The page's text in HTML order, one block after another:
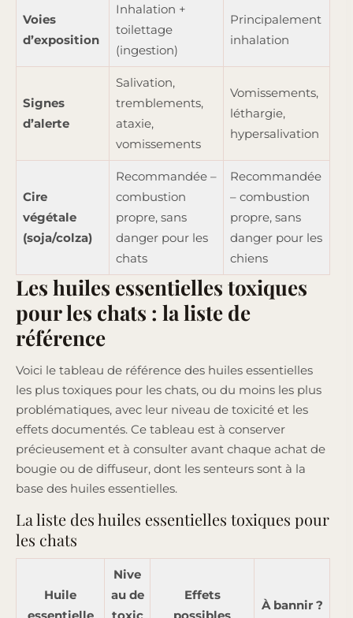
Voies
d’exposition
Inhalation +
toilettage
(ingestion)
Principalement
inhalation
Signes
d’alerte
Salivation,
tremblements,
ataxie,
vomissements
Vomissements,
léthargie,
hypersalivation
Cire
végétale
(soja/colza)
Recommandée –
combustion
propre, sans
danger pour les
chats
Recommandée
– combustion
propre, sans
danger pour les
chiens
Les huiles essentielles toxiques
pour les chats : la liste de
référence
Voici le tableau de référence des huiles essentielles
les plus toxiques pour les chats, ou du moins les plus
problématiques, avec leur niveau de toxicité et les
effets documentés. Ce tableau est à conserver
précieusement et à consulter avant chaque achat de
bougie ou de diffuseur, dont les senteurs sont à la
base des huiles essentielles.
La liste des huiles essentielles toxiques pour
les chats
Huile
Nive
au de
Effets
À bannir ?